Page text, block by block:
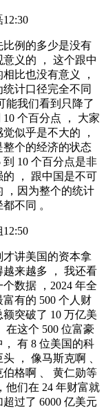
12:30
比例的多少是没有
意义的 ， 这个跟中
相比也没有意义 ，
统计口径完全不同
能我们看到只降了
10 个百分点 ， 大家
觉似乎是不大的 ，
整个的经济的状态
到 10 个百分点是非
的 ， 跟中国是不可
，因为整个的统计
不同 。
12:50
才讲美国的资本拿
越来越多 ， 我还看
个数据 ，2024 年全
富有的 500 个人财
额突破了 10 万亿美
在这个 500 位富豪
， 有 8 位美国的科
头 ， 像马斯克啊 、
伯格啊 、 黄仁勋等
他们在 24 年财富就
超过了 6000 亿美元